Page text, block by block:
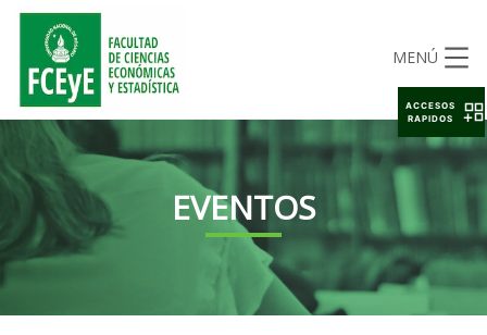
MENÚ
EVENTOS
ACCESOS
RAPIDOS